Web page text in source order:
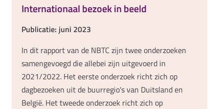
Internationaal bezoek in beeld
Publicatie: juni 2023
In dit rapport van de NBTC zijn twee onderzoeken
samengevoegd die allebei zijn uitgevoerd in
2021/2022. Het eerste onderzoek richt zich op
dagbezoeken uit de buurregio's van Duitsland en
België. Het tweede onderzoek richt zich op